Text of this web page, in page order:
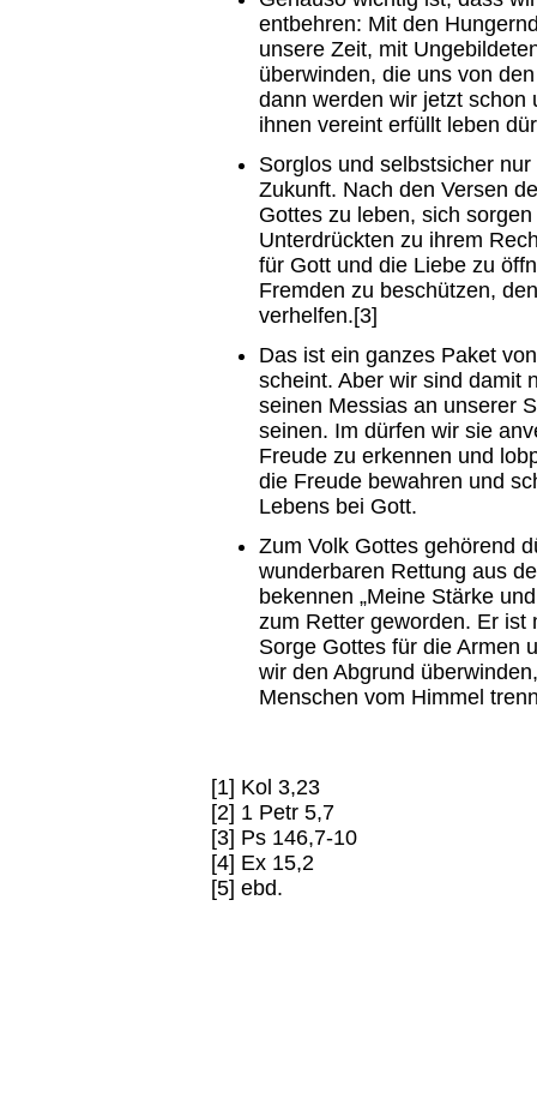
entbehren: Mit den
unsere Zeit, mit
überwinden, die uns von
dann werden wir jetzt schon
ihnen vereint erfüllt leben
Sorglos und selbstsicher
Zukunft. Nach den Versen
Gottes zu leben, sich
Unterdrückten zu ihrem
für Gott und die Liebe zu
Fremden zu beschützen,
verhelfen.[3]
Das ist ein ganzes Paket
scheint. Aber wir sind damit
seinen Messias an unserer
seinen. Im dürfen wir sie
Freude zu erkennen und
die Freude bewahren und
Lebens bei Gott.
Zum Volk Gottes gehörend
wunderbaren Rettung aus
bekennen „Meine Stärke
zum Retter geworden. Er ist
Sorge Gottes für die Armen
wir den Abgrund
Menschen vom Himmel
[1] Kol 3,23
[2] 1 Petr 5,7
[3] Ps 146,7-10
[4] Ex 15,2
[5] ebd.